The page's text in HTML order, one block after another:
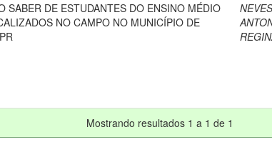
SABER DE ESTUDANTES DO ENSINO MÉDIO
NO CAMPO NO MUNICÍPIO DE
Mostrando resultados 1 a 1 de 1